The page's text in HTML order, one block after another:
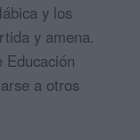
y los
y amena.
Educación
a otros